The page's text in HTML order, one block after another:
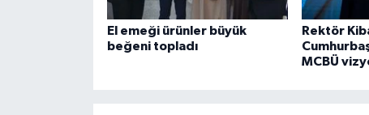
El emeği ürünler büyük
beğeni topladı
Rektör
MCBÜ